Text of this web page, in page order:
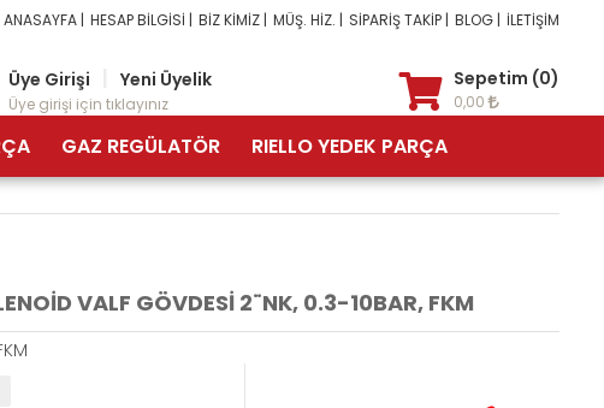
ANASAYFA | HESAP BİLGİSİ | BİZ KİMİZ | MÜŞ. HİZ. | SİPARİŞ TAKİP | BLOG | İLETİŞİM
Üye Girişi Yeni Üyelik
Üye girişi için tıklayınız
Sepetim (0)
0,00
GAZ REGÜLATÖR RIELLO YEDEK PARÇA
VALF GÖVDESİ 2¨NK, 0.3-10BAR, FKM